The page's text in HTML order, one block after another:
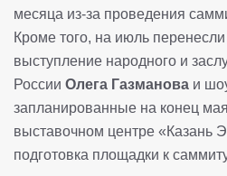
месяца из-за проведения
Кроме того, на июль
выступление народного и
России Олега Газманова и
запланированные на конец
выставочном центре «Казань
подготовка площадки к